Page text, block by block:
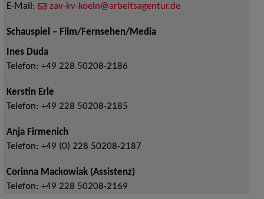
E-Mail:
zav-kv-koeln@arbeitsagentur.de
Schauspiel – Film/Fernsehen/Media
Ines Duda
Telefon: +49 228 50208-2186
Kerstin Erle
Telefon: +49 228 50208-2185
Anja Firmenich
Telefon: +49 (0) 228 50208-2187
Corinna Mackowiak (Assistenz)
Telefon: +49 228 50208-2169